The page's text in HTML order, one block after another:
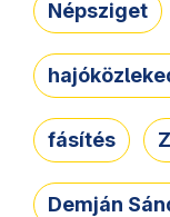
Népsziget
fásítés
Demján